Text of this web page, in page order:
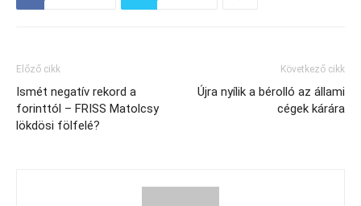
Előző cikk
Ismét negatív rekord a
forinttól – FRISS Matolcsy
lökdösi fölfelé?
Következő cikk
Újra nyílik a bérolló az állami
cégek kárára